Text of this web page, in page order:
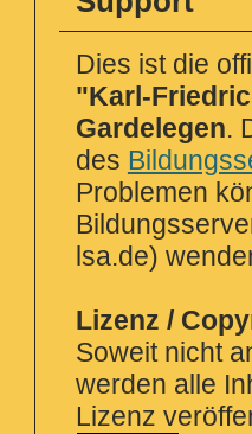
Dies ist die
"Karl-
Gardelegen.
des
Problemen
lsa.de)
Lizenz /
Soweit nicht
werden alle
Lizenz